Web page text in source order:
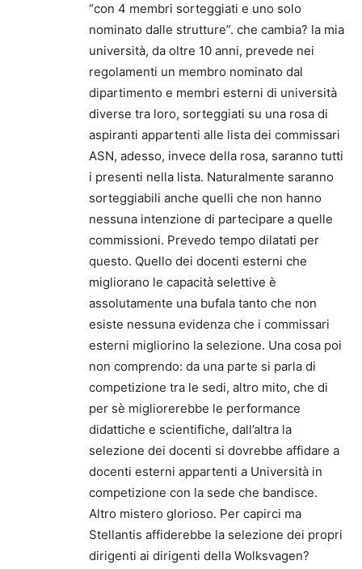
“con 4 membri sorteggiati e uno solo
nominato dalle strutture”. che cambia? la mia
università, da oltre 10 anni, prevede nei
regolamenti un membro nominato dal
dipartimento e membri esterni di università
diverse tra loro, sorteggiati su una rosa di
aspiranti appartenti alle lista dei commissari
ASN, adesso, invece della rosa, saranno tutti
i presenti nella lista. Naturalmente saranno
sorteggiabili anche quelli che non hanno
nessuna intenzione di partecipare a quelle
commissioni. Prevedo tempo dilatati per
questo. Quello dei docenti esterni che
migliorano le capacità selettive è
assolutamente una bufala tanto che non
esiste nessuna evidenza che i commissari
esterni migliorino la selezione. Una cosa poi
non comprendo: da una parte si parla di
competizione tra le sedi, altro mito, che di
per sè migliorerebbe le performance
didattiche e scientifiche, dall’altra la
selezione dei docenti si dovrebbe affidare a
docenti esterni appartenti a Università in
competizione con la sede che bandisce.
Altro mistero glorioso. Per capirci ma
Stellantis affiderebbe la selezione dei propri
dirigenti ai dirigenti della Wolksvagen?